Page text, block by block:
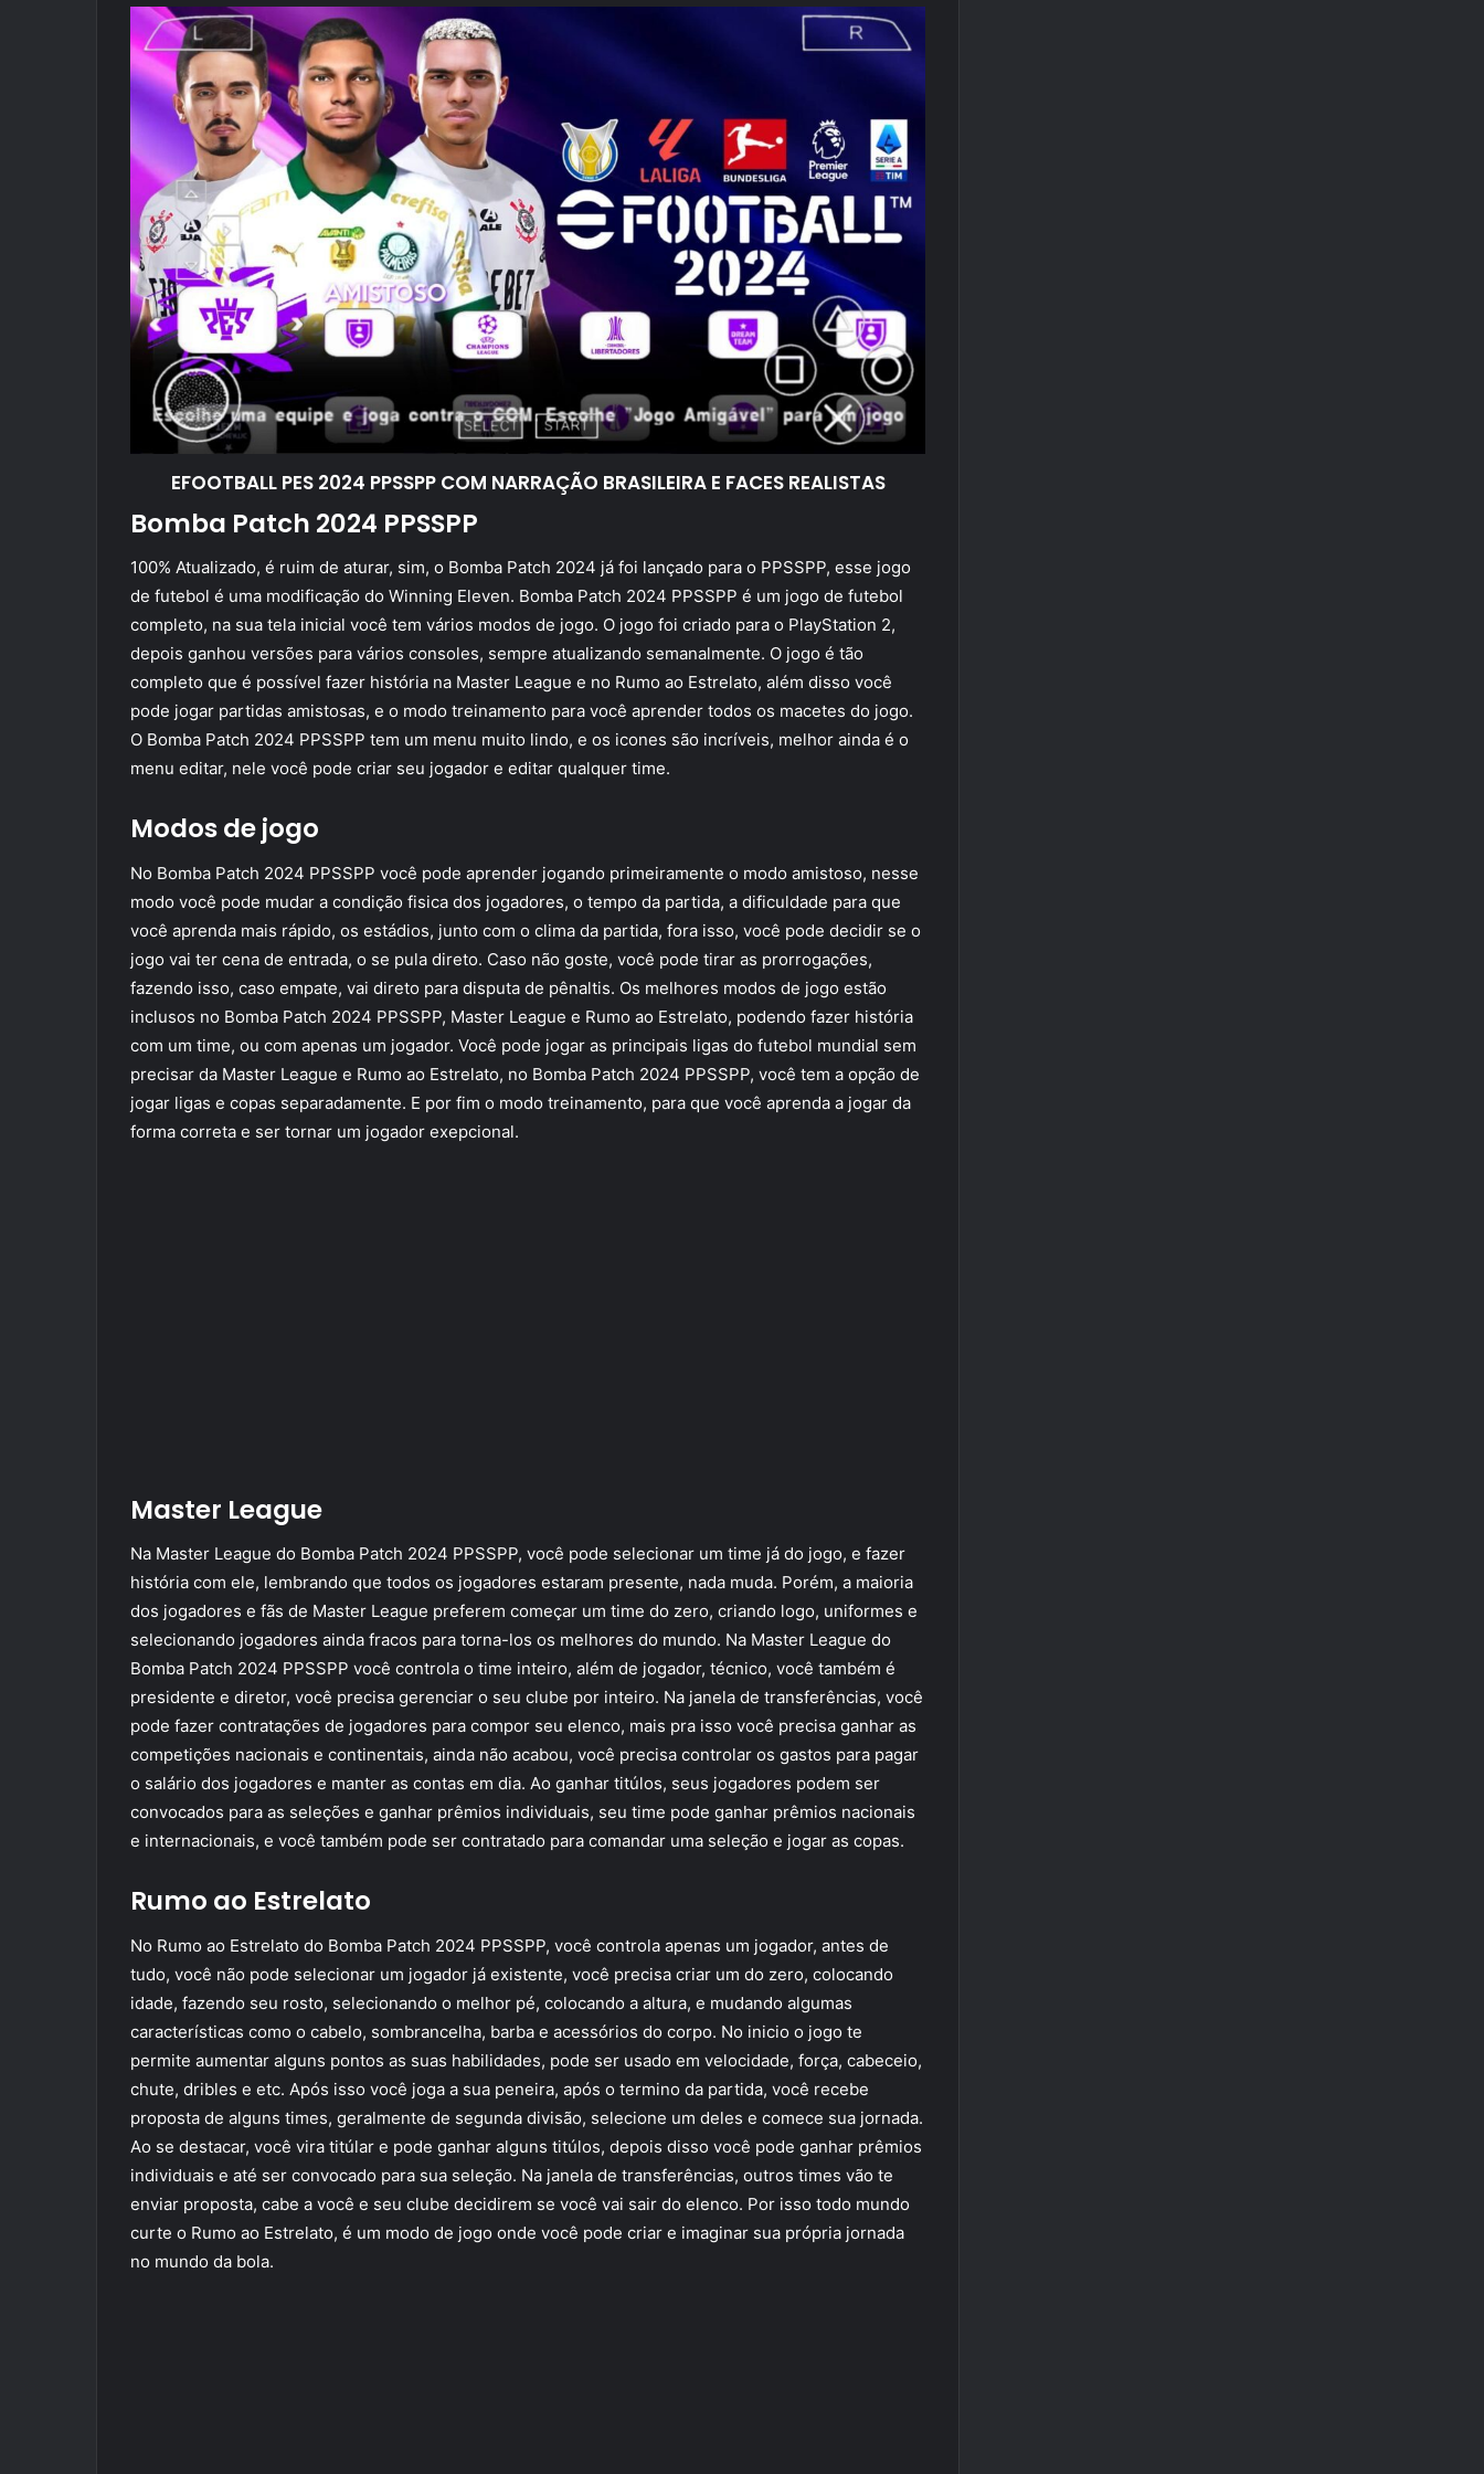
mail
EFOOTBALL PES 2024 PPSSPP COM NARRAÇÃO BRASILEIRA E FACES REALISTAS
Bomba Patch 2024 PPSSPP
100% Atualizado, é ruim de aturar, sim, o Bomba Patch 2024 já foi lançado para o PPSSPP, esse jogo
de futebol é uma modificação do Winning Eleven. Bomba Patch 2024 PPSSPP é um jogo de futebol
completo, na sua tela inicial você tem vários modos de jogo. O jogo foi criado para o PlayStation 2,
depois ganhou versões para vários consoles, sempre atualizando semanalmente. O jogo é tão
completo que é possível fazer história na Master League e no Rumo ao Estrelato, além disso você
pode jogar partidas amistosas, e o modo treinamento para você aprender todos os macetes do jogo.
O Bomba Patch 2024 PPSSPP tem um menu muito lindo, e os icones são incríveis, melhor ainda é o
menu editar, nele você pode criar seu jogador e editar qualquer time.
Modos de jogo
No Bomba Patch 2024 PPSSPP você pode aprender jogando primeiramente o modo amistoso, nesse
modo você pode mudar a condição fisica dos jogadores, o tempo da partida, a dificuldade para que
você aprenda mais rápido, os estádios, junto com o clima da partida, fora isso, você pode decidir se o
jogo vai ter cena de entrada, o se pula direto. Caso não goste, você pode tirar as prorrogações,
fazendo isso, caso empate, vai direto para disputa de pênaltis. Os melhores modos de jogo estão
inclusos no Bomba Patch 2024 PPSSPP, Master League e Rumo ao Estrelato, podendo fazer história
com um time, ou com apenas um jogador. Você pode jogar as principais ligas do futebol mundial sem
precisar da Master League e Rumo ao Estrelato, no Bomba Patch 2024 PPSSPP, você tem a opção de
jogar ligas e copas separadamente. E por fim o modo treinamento, para que você aprenda a jogar da
forma correta e ser tornar um jogador exepcional.
Master League
Na Master League do Bomba Patch 2024 PPSSPP, você pode selecionar um time já do jogo, e fazer
história com ele, lembrando que todos os jogadores estaram presente, nada muda. Porém, a maioria
dos jogadores e fãs de Master League preferem começar um time do zero, criando logo, uniformes e
selecionando jogadores ainda fracos para torna-los os melhores do mundo. Na Master League do
Bomba Patch 2024 PPSSPP você controla o time inteiro, além de jogador, técnico, você também é
presidente e diretor, você precisa gerenciar o seu clube por inteiro. Na janela de transferências, você
pode fazer contratações de jogadores para compor seu elenco, mais pra isso você precisa ganhar as
competições nacionais e continentais, ainda não acabou, você precisa controlar os gastos para pagar
o salário dos jogadores e manter as contas em dia. Ao ganhar titúlos, seus jogadores podem ser
convocados para as seleções e ganhar prêmios individuais, seu time pode ganhar prêmios nacionais
e internacionais, e você também pode ser contratado para comandar uma seleção e jogar as copas.
Rumo ao Estrelato
No Rumo ao Estrelato do Bomba Patch 2024 PPSSPP, você controla apenas um jogador, antes de
tudo, você não pode selecionar um jogador já existente, você precisa criar um do zero, colocando
idade, fazendo seu rosto, selecionando o melhor pé, colocando a altura, e mudando algumas
características como o cabelo, sombrancelha, barba e acessórios do corpo. No inicio o jogo te
permite aumentar alguns pontos as suas habilidades, pode ser usado em velocidade, força, cabeceio,
chute, dribles e etc. Após isso você joga a sua peneira, após o termino da partida, você recebe
proposta de alguns times, geralmente de segunda divisão, selecione um deles e comece sua jornada.
Ao se destacar, você vira titúlar e pode ganhar alguns titúlos, depois disso você pode ganhar prêmios
individuais e até ser convocado para sua seleção. Na janela de transferências, outros times vão te
enviar proposta, cabe a você e seu clube decidirem se você vai sair do elenco. Por isso todo mundo
curte o Rumo ao Estrelato, é um modo de jogo onde você pode criar e imaginar sua própria jornada
no mundo da bola.